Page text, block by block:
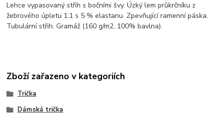
Lehce vypasovaný střih s bočními švy. Úzký lem průkrčníku z
žebrového úpletu 1:1 s 5 % elastanu. Zpevňující ramenní páska.
Tubulární střih. Gramáž (160 g/m2, 100% bavlna).
Zboží zařazeno v kategoriích
Trička
Dámská trička